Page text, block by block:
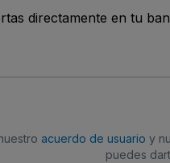
directamente en tu
acuerdo de usuario y
puedes